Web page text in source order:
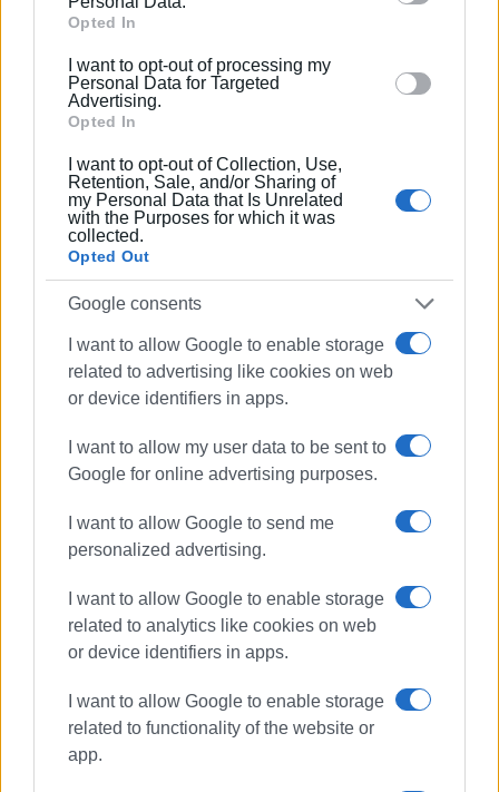
Google and its third-party tags to use your data for
section.
Opted In
I want to opt-out of processing my
Personal Data for Targeted
Advertising.
Opted In
I want to opt-out of Collection, Use,
Retention, Sale, and/or Sharing of
my Personal Data that Is Unrelated
with the Purposes for which it was
collected.
Opted Out
Google consents
I want to allow Google to enable storage
related to advertising like cookies on web
or device identifiers in apps.
I want to allow my user data to be sent to
Google for online advertising purposes.
I want to allow Google to send me
personalized advertising.
I want to allow Google to enable storage
related to analytics like cookies on web
or device identifiers in apps.
I want to allow Google to enable storage
related to functionality of the website or
app.